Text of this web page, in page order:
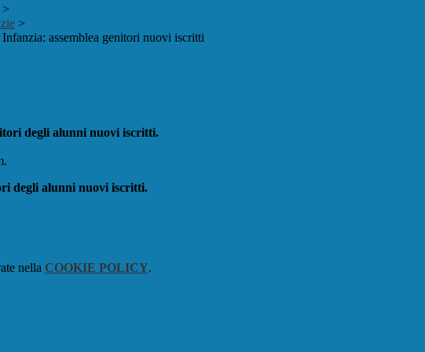
>
>
Infanzia: assemblea genitori nuovi iscritti
degli alunni nuovi iscritti.
degli alunni nuovi iscritti.
nella COOKIE POLICY.